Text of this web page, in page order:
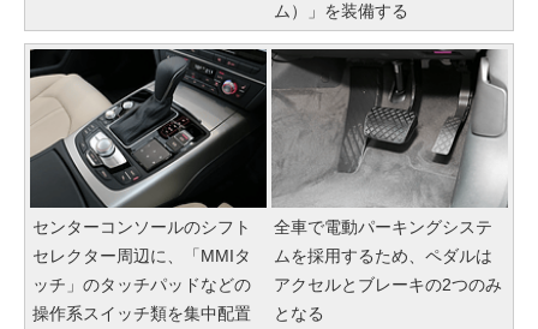
ム）」を装備する
センターコンソールのシフト
セレクター周辺に、「MMIタ
ッチ」のタッチパッドなどの
操作系スイッチ類を集中配置
全車で電動パーキングシステ
ムを採用するため、ペダルは
アクセルとブレーキの2つのみ
となる